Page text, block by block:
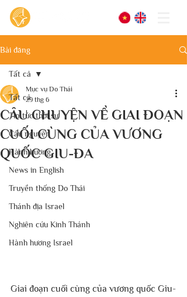
Bài đăng
Tất cả
Tin tức thời sự
Cầu nguyện
Hành hương
News in English
Truyền thống Do Thái
Thánh địa Israel
Nghiên cứu Kinh Thánh
Hành hương Israel
Tất cả
CÂU CHUYỆN VỀ GIAI ĐOẠN
CUỐI CÙNG CỦA VƯƠNG
QUỐC GIU-ĐA
Mục vụ Do Thái
29 thg 6
Giai đoạn cuối cùng của vương quốc Giu-